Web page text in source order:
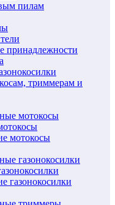
пилам
принадлежности
триммерам и
мотокосы
мотокосы
газонокосилки
газонокосилки